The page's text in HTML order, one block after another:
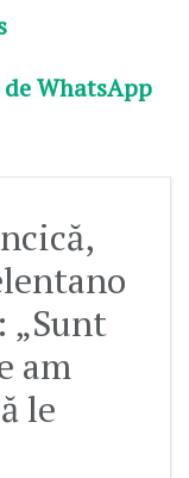
WhatsApp
„Sunt
am
le